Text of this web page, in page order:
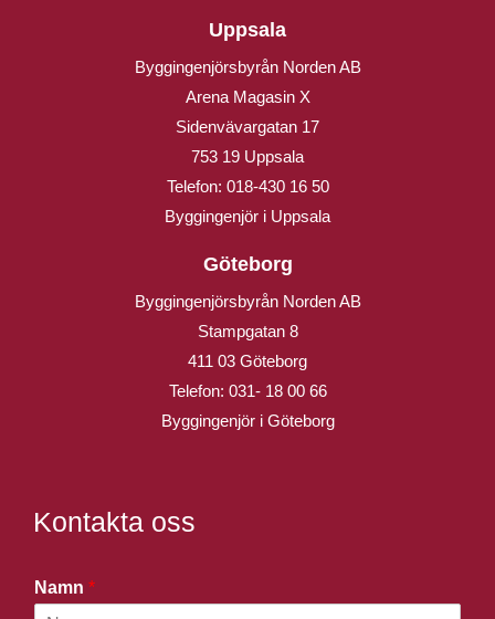
Uppsala
Byggingenjörsbyrån Norden AB
Arena Magasin X
Sidenvävargatan 17
753 19 Uppsala
Telefon: 018-430 16 50
Byggingenjör i Uppsala
Göteborg
Byggingenjörsbyrån Norden AB
Stampgatan 8
411 03 Göteborg
Telefon: 031- 18 00 66
Byggingenjör i Göteborg
Kontakta oss
Namn *